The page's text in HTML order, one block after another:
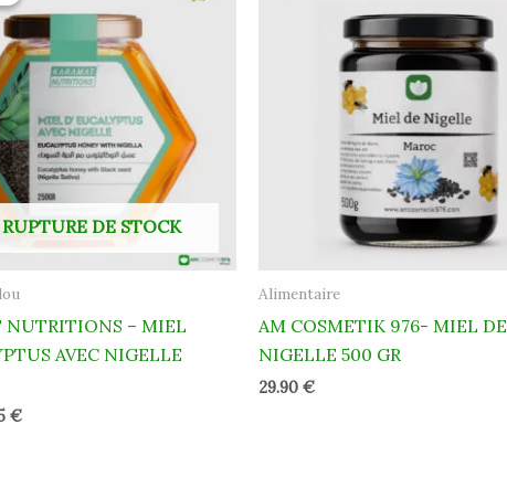
DE STOCK
NUTRITIONS – MIEL
AVEC NIGELLE
:
€.
€
est :
6.45 €.
Alimentaire
AM COSMETIK 976- MIEL DE
NIGELLE 500 GR
29.90 €